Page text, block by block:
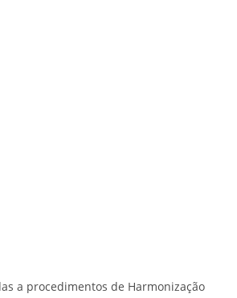
a procedimentos de Harmonização